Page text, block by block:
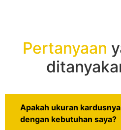
Pertanyaan
Apakah ukuran
dengan kebutuhan saya?